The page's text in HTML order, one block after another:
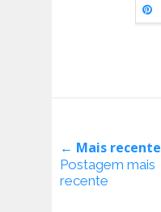
← Mais recente
Postagem mais
recente